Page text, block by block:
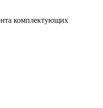
комплектующих